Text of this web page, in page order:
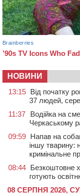
НОВИНИ
13:15 Від початку
37 людей,
11:37
Водійка на
Черкаському
09:59 Напав на
іншу тварину:
кримінальне
08:44 Безкоштовне
готують
08 СЕРПНЯ 2026,